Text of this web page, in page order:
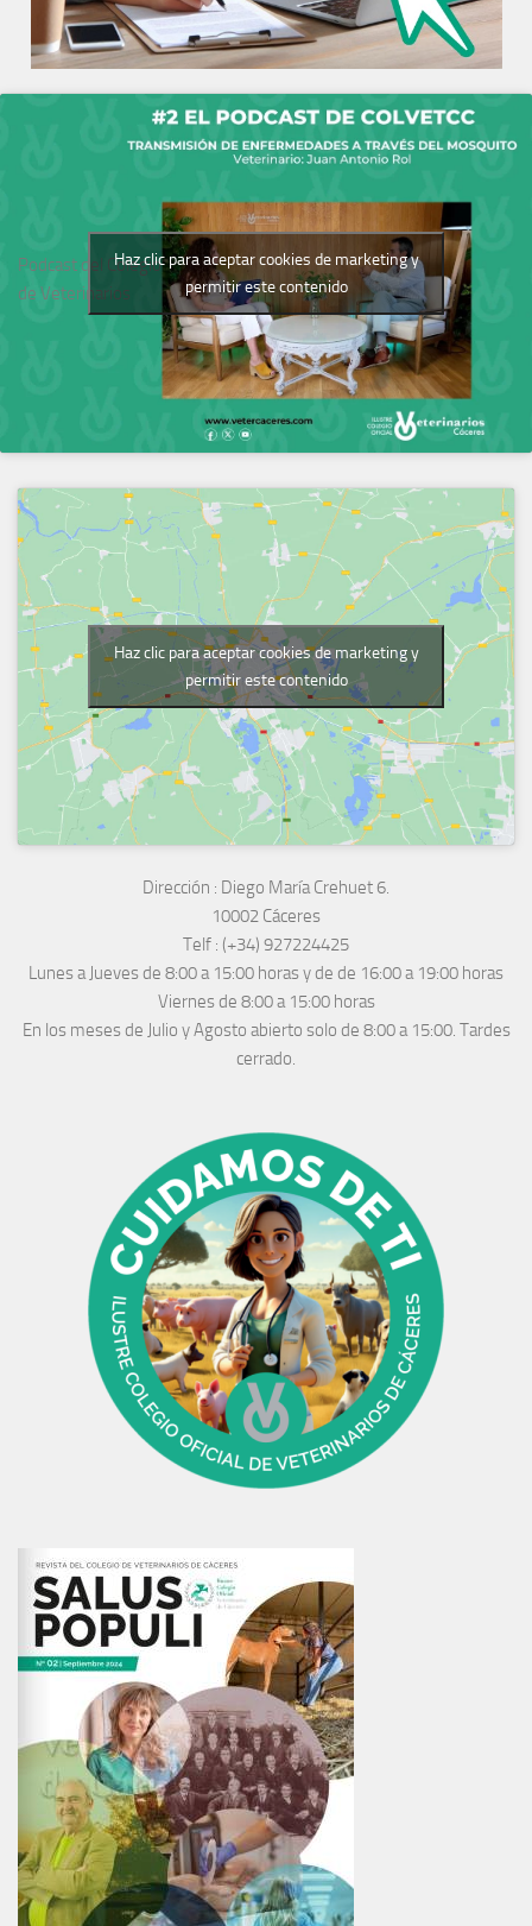
Podcast del Colegio
de Veterinarios
Haz clic para aceptar cookies de marketing y
permitir este contenido
Haz clic para aceptar cookies de marketing y
permitir este contenido
Dirección : Diego María Crehuet 6.
10002 Cáceres
Telf : (+34) 927224425
Lunes a Jueves de 8:00 a 15:00 horas y de de 16:00 a 19:00 horas
Viernes de 8:00 a 15:00 horas
En los meses de Julio y Agosto abierto solo de 8:00 a 15:00. Tardes
cerrado.